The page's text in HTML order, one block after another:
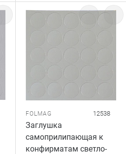
FOLMAG 12538
Заглушка
самоприлипающая к
конфирматам светло-